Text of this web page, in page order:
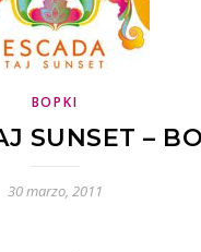
BOPKI
SUNSET –
30 marzo, 2011